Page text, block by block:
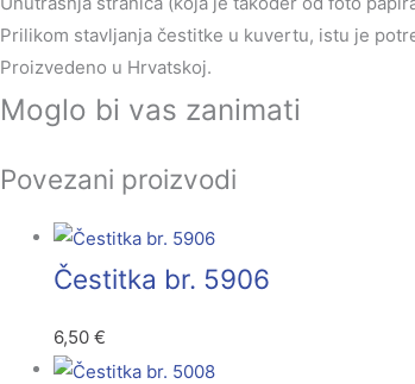
Prilikom stavljanja čestitke u kuvertu, istu je
Proizvedeno u Hrvatskoj.
Moglo bi vas zanimati
Povezani proizvodi
Čestitka br. 5906
6,50 €